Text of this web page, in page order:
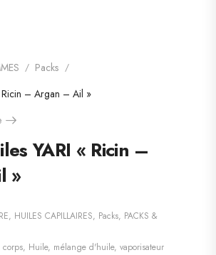
/ Packs /
Ricin – Argan – Ail »
YARI « Ricin –
»
, HUILES CAPILLAIRES, Packs, PACKS &
corps, Huile, mélange d'huile, vaporisateur